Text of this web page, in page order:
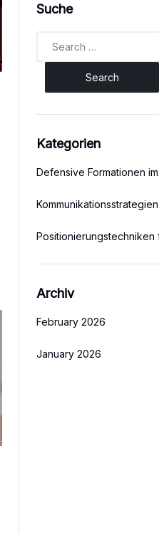
Suche
Kategorien
Defensive Formationen
Archiv
February 2026
January 2026